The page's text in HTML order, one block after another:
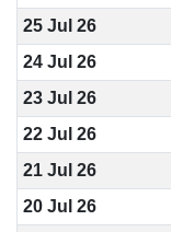
25 Jul 26
24 Jul 26
23 Jul 26
22 Jul 26
21 Jul 26
20 Jul 26